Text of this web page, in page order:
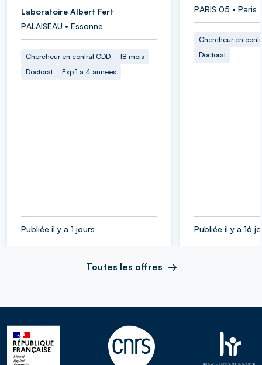
Laboratoire Albert Fert
PALAISEAU • Essonne
Chercheur en contrat CDD
18 mois
Doctorat
Exp 1 à 4 années
Publiée il y a 1 jours
PARIS 05 • Paris
Chercheur en
Doctorat
Publiée il y a 16
Toutes les offres